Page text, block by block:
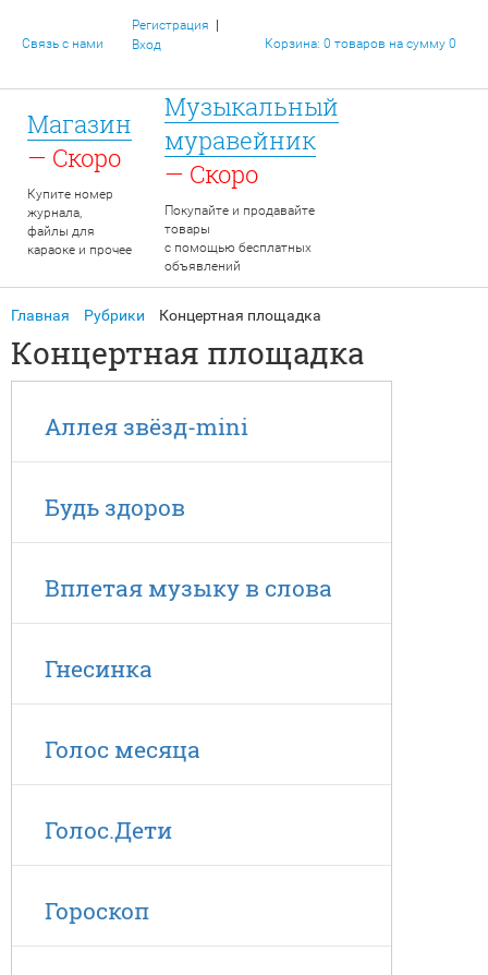
Связь с нами
Регистрация
Вход
Корзина: 0 товаров на сумму 0
Магазин
— Скоро
Купите номер
журнала,
файлы для
караоке и прочее
Музыкальный
муравейник
— Скоро
Покупайте и продавайте
товары
с помощью бесплатных
объявлений
Главная Рубрики Концертная площадка
Концертная площадка
Аллея звёзд-mini
Будь здоров
Вплетая музыку в слова
Гнесинка
Голос месяца
Голос.Дети
Гороскоп